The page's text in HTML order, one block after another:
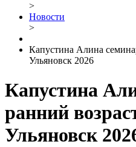
>
Новости
>
Капустина Алина
Ульяновск 2026
Капустина
ранний
Ульяновск